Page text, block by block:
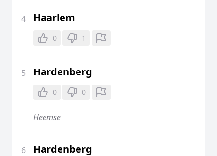
4 Haarlem
0 1
5 Hardenberg
0 0
Heemse
6 Hardenberg